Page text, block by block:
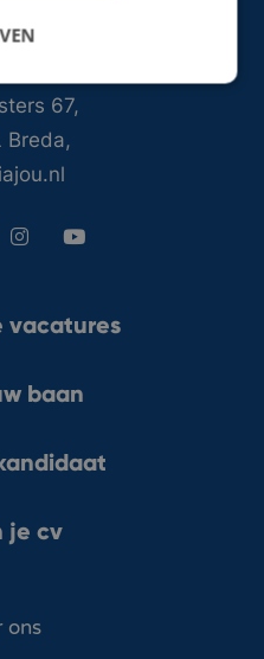
67,
Breda,
vacatures
baan
je cv
ons